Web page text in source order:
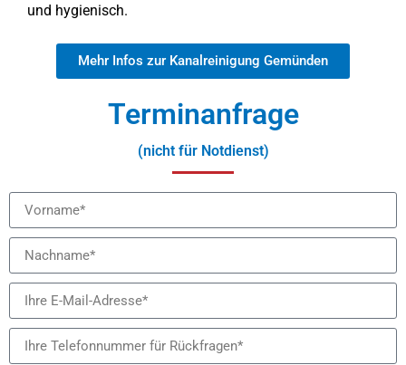
und hygienisch.
Mehr Infos zur Kanalreinigung Gemünden
Terminanfrage
(nicht für Notdienst)